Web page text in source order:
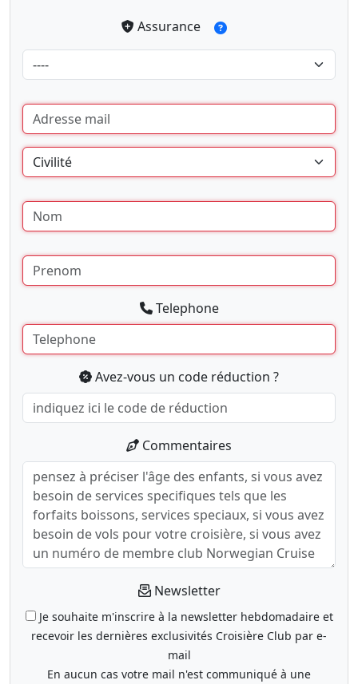
Assurance
Telephone
Avez-vous un code réduction ?
Commentaires
Newsletter
Je souhaite m'inscrire à la newsletter hebdomadaire et
recevoir les dernières exclusivités Croisière Club par e-
mail
En aucun cas votre mail n'est communiqué à une